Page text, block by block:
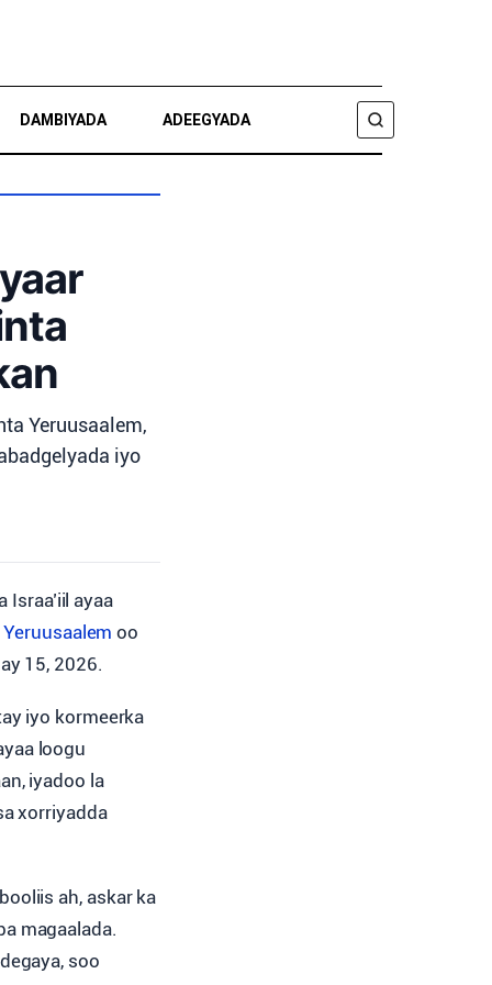
DAMBIYADA ADEEGYADA
RAADI
Yeruusaalem,
iyo
Israa’iil ayaa
Yeruusaalem oo
15, 2026.
iyo kormeerka
loogu
iyadoo la
xorriyadda
ah, askar ka
magaalada.
soo